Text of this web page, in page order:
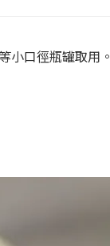
小口徑瓶罐取用。